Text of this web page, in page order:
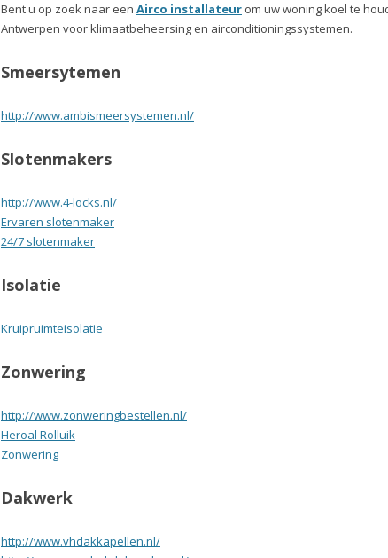
Bent u op zoek naar een Airco installateur om uw woning koel te
Antwerpen voor klimaatbeheersing en airconditioningssystemen.
Smeersytemen
http://www.ambismeersystemen.nl/
Slotenmakers
http://www.4-locks.nl/
Ervaren slotenmaker
24/7 slotenmaker
Isolatie
Kruipruimteisolatie
Zonwering
http://www.zonweringbestellen.nl/
Heroal Rolluik
Zonwering
Dakwerk
http://www.vhdakkapellen.nl/